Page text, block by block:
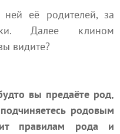
ней её родителей, за
Далее клином
видите?
вы предаёте род,
родовым
правилам рода и